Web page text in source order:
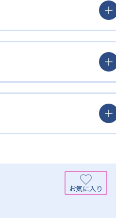
われず、生徒の理解度を最優
が個々のペースで学習すること
どん先取り学習を進めたりする
め、生徒に最適化された学習計
しずつレベルアップするスモー
から進んで学習する」姿勢や態
向上を進める。週2回の教室学
れるよう「無学年方式」を採用
えた知識の量などで測りやすい
、勉強全体の底力のようなもの
ている。また、この2教科を切
礎力を上げたい人に向いてい
よくわかるというもの。基礎か
で対応している。算数と国語を
「自信を」「生きる力を」と
」を見つけて褒めるところか
向上を進めている。また講師